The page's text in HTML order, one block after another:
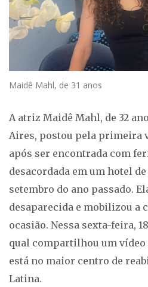
Maidê Mahl, de 31 anos
A atriz Maidê Mahl, de 32
Aires, postou pela primeira
após ser encontrada com
desacordada em um hotel de
setembro do ano passado.
desaparecida e mobilizou a
ocasião. Nessa sexta-feira,
qual compartilhou um
está no maior centro de
Latina.